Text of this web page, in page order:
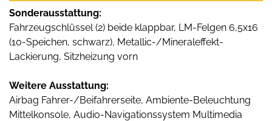
Sonderausstattung:
Fahrzeugschlüssel (2) beide klappbar, LM-Felgen 6,5x16
(10-Speichen, schwarz), Metallic-/Mineraleffekt-
Lackierung, Sitzheizung vorn
Weitere Ausstattung:
Airbag Fahrer-/Beifahrerseite, Ambiente-Beleuchtung
Mittelkonsole, Audio-Navigationssystem Multimedia